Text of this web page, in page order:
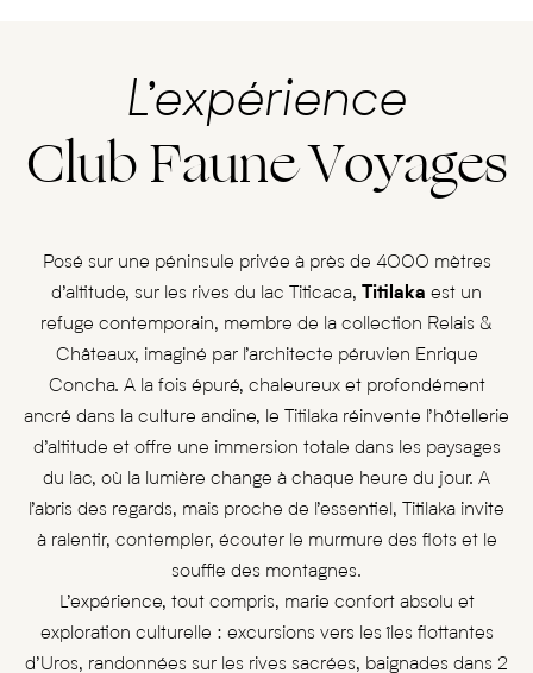
L’expérience
Club Faune Voyages
Posé sur une péninsule privée à près de 4000 mètres
d’altitude, sur les rives du lac Titicaca, Titilaka est un
refuge contemporain, membre de la collection Relais &
Châteaux, imaginé par l’architecte péruvien Enrique
Concha. A la fois épuré, chaleureux et profondément
ancré dans la culture andine, le Titilaka réinvente l’hôtellerie
d’altitude et offre une immersion totale dans les paysages
du lac, où la lumière change à chaque heure du jour. A
l’abris des regards, mais proche de l’essentiel, Titilaka invite
à ralentir, contempler, écouter le murmure des flots et le
souffle des montagnes.
L’expérience, tout compris, marie confort absolu et
exploration culturelle : excursions vers les îles flottantes
d’Uros, randonnées sur les rives sacrées, baignades dans 2